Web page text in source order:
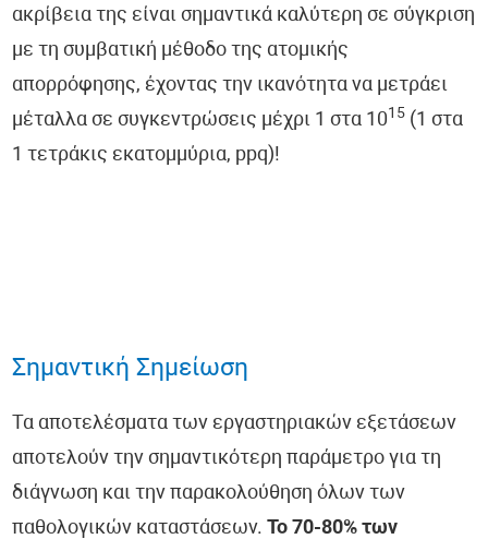
ακρίβεια της είναι σημαντικά καλύτερη σε σύγκριση
με τη συμβατική μέθοδο της ατομικής
απορρόφησης, έχοντας την ικανότητα να μετράει
μέταλλα σε συγκεντρώσεις μέχρι 1 στα 1015 (1 στα
1 τετράκις εκατομμύρια, ppq)!
Σημαντική Σημείωση
Τα αποτελέσματα των εργαστηριακών εξετάσεων
αποτελούν την σημαντικότερη παράμετρο για τη
διάγνωση και την παρακολούθηση όλων των
παθολογικών καταστάσεων.Το 70-80% των